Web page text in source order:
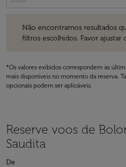
Não encontramos resultados
filtros escolhidos. Favor ajustar
*Os valores exibidos correspondem às
mais disponíveis no momento da reserva.
opcionais podem ser aplicáveis.
Reserve voos de
Saudita
De